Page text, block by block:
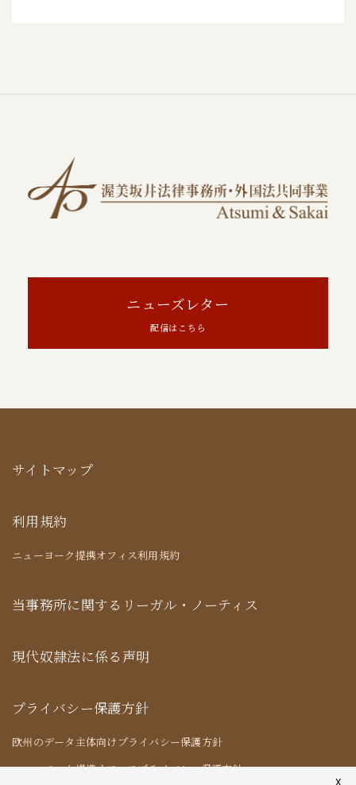
ニューズレター
配信はこちら
サイトマップ
利用規約
ニューヨーク提携オフィス利用規約
当事務所に関するリーガル・ノーティス
現代奴隷法に係る声明
プライバシー保護方針
欧州のデータ主体向けプライバシー保護方針
ニューヨーク提携オフィスプライバシー保護方針
X